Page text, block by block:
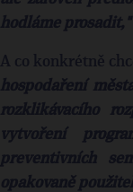
hodláme prosadit,"
A co konkrétně
hospodaření
rozklikávacího
vytvoření
preventivních
opakovaně